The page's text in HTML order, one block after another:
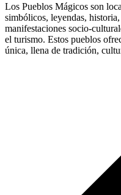
Los Pueblos Mágicos son
simbólicos, leyendas,
manifestaciones socio-
el turismo. Estos pueblos
única, llena de tradición,